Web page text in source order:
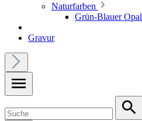
Naturfarben
Grün-Blauer Opal
Gravur